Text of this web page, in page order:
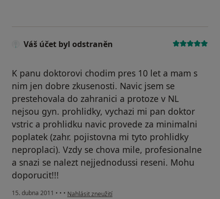
Váš účet byl odstraněn
K panu doktorovi chodim pres 10 let a mam s
nim jen dobre zkusenosti. Navic jsem se
prestehovala do zahranici a protoze v NL
nejsou gyn. prohlidky, vychazi mi pan doktor
vstric a prohlidku navic provede za minimalni
poplatek (zahr. pojistovna mi tyto prohlidky
neproplaci). Vzdy se chova mile, profesionalne
a snazi se nalezt nejjednodussi reseni. Mohu
doporucit!!!
15. dubna 2011 • • • podle názoru uživatele Váš účet byl odstraněn
Nahlásit zneužití